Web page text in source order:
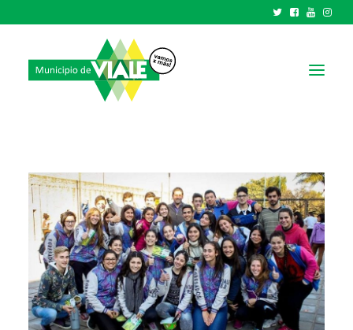
GOBIERNO
HCD
TRÁMITES Y SERVICIOS
CIUDAD
PARQUE INDUSTRIAL
RECAUDACIONES